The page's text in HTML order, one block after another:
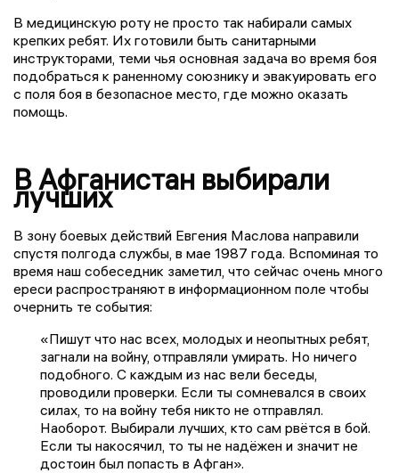
В медицинскую роту не просто так набирали самых
крепких ребят. Их готовили быть санитарными
инструкторами, теми чья основная задача во время боя
подобраться к раненному союзнику и эвакуировать его
с поля боя в безопасное место, где можно оказать
помощь.
В Афганистан выбирали
лучших
В зону боевых действий Евгения Маслова направили
спустя полгода службы, в мае 1987 года. Вспоминая то
время наш собеседник заметил, что сейчас очень много
ереси распространяют в информационном поле чтобы
очернить те события:
«Пишут что нас всех, молодых и неопытных ребят,
загнали на войну, отправляли умирать. Но ничего
подобного. С каждым из нас вели беседы,
проводили проверки. Если ты сомневался в своих
силах, то на войну тебя никто не отправлял.
Наоборот. Выбирали лучших, кто сам рвётся в бой.
Если ты накосячил, то ты не надёжен и значит не
достоин был попасть в Афган».